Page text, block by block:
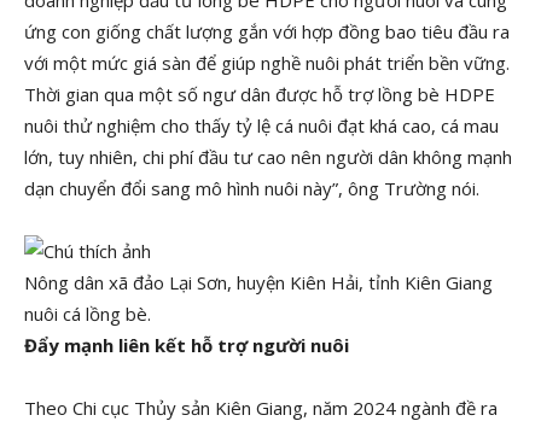
ứng con giống chất lượng gắn với hợp đồng bao tiêu đầu ra
với một mức giá sàn để giúp nghề nuôi phát triển bền vững.
Thời gian qua một số ngư dân được hỗ trợ lồng bè HDPE
nuôi thử nghiệm cho thấy tỷ lệ cá nuôi đạt khá cao, cá mau
lớn, tuy nhiên, chi phí đầu tư cao nên người dân không mạnh
dạn chuyển đổi sang mô hình nuôi này”, ông Trường nói.
Nông dân xã đảo Lại Sơn, huyện Kiên Hải, tỉnh Kiên Giang
nuôi cá lồng bè.
Đẩy mạnh liên kết hỗ trợ người nuôi
Theo Chi cục Thủy sản Kiên Giang, năm 2024 ngành đề ra